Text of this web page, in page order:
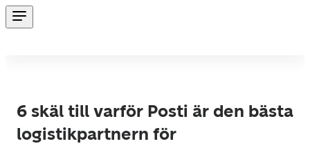
6 skäl till varför Posti är den bästa
logistikpartnern för